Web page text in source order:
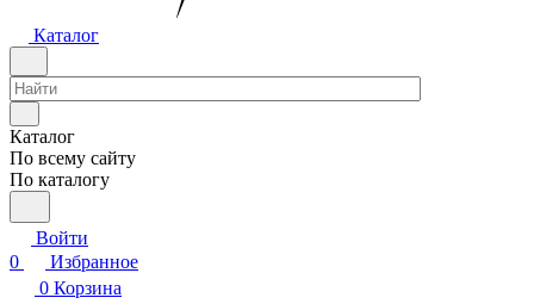
Каталог
Каталог
По всему сайту
По каталогу
Войти
0
Избранное
0 Корзина